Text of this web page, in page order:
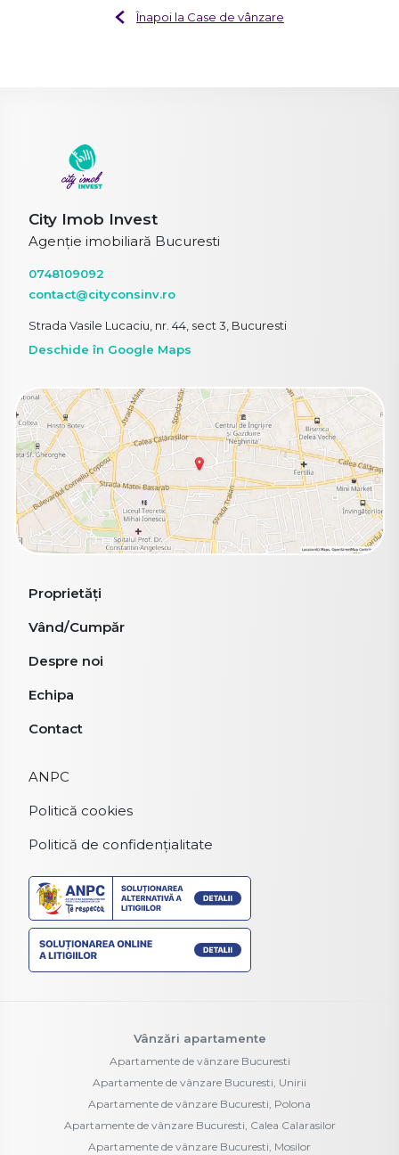
Înapoi la Case de vânzare
City Imob Invest
Agenție imobiliară Bucuresti
0748109092
contact@cityconsinv.ro
Strada Vasile Lucaciu, nr. 44, sect 3, Bucuresti
Deschide în Google Maps
Proprietăți
Vând/Cumpăr
Despre noi
Echipa
Contact
ANPC
Politică cookies
Politică de confidențialitate
Vânzări apartamente
Apartamente de vânzare Bucuresti
Apartamente de vânzare Bucuresti, Unirii
Apartamente de vânzare Bucuresti, Polona
Apartamente de vânzare Bucuresti, Calea Calarasilor
Apartamente de vânzare Bucuresti, Mosilor